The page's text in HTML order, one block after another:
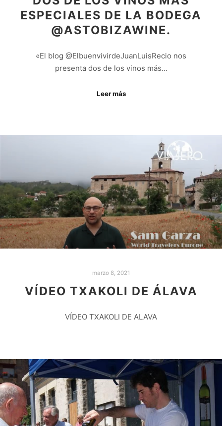
ESPECIALES DE LA BODEGA
@ASTOBIZAWINE.
«El blog @ElbuenvivirdeJuanLuisRecio nos
presenta dos de los vinos más…
Leer más
marzo 8, 2021
VÍDEO TXAKOLI DE ÁLAVA
VÍDEO TXAKOLI DE ALAVA